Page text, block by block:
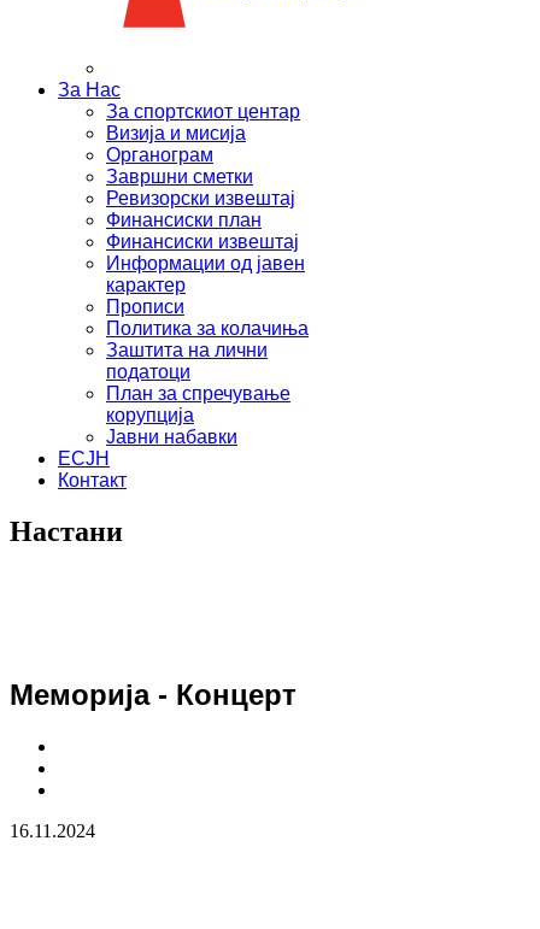
За Нас
За спортскиот центар
Визија и мисија
Органограм
Завршни сметки
Ревизорски извештај
Финансиски план
Финансиски извештај
Информации од јавен
карактер
Прописи
Политика за колачиња
Заштита на лични
податоци
План за спречување
корупција
Јавни набавки
ЕСЈН
Контакт
Настани
Меморија - Концерт
16.11.2024